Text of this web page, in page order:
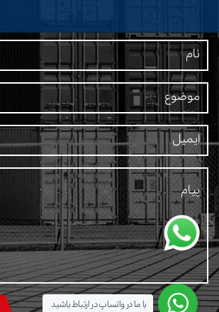
با ما در واتساپ در ارتباط باشید